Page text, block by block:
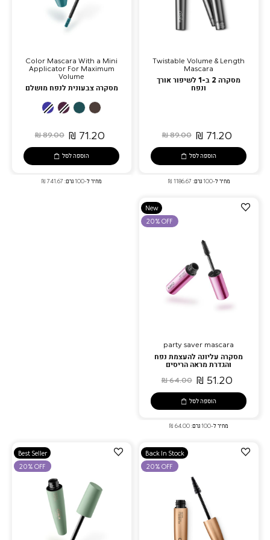
Twistable Volume & Length
Mascara
מסקרה 2 ב-1 לשיפור אורך
ונפח
71.20 ₪
89.00 ₪
הוספה לסל
מחיר ל-100 גרם: 1186.67 ₪
Color Mascara With a Mini
Applicator For Maximum
Volume
מסקרה צבעונית לנפח מושלם
02
04
Green
03
01
Blue
71.20 ₪
89.00 ₪
הוספה לסל
מחיר ל-100 גרם: 741.67 ₪
הוספה
New
20% OFF
party saver mascara
מסקרה עליונה להעצמת נפח
והגדרת מראה הריסים
51.20 ₪
64.00 ₪
הוספה לסל
מחיר ל-100 גרם: 64.00 ₪
הוספה
Back In Stock
20% OFF
הוספה
Best Seller
20% OFF